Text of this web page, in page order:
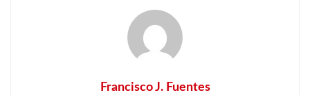
Francisco J. Fuentes